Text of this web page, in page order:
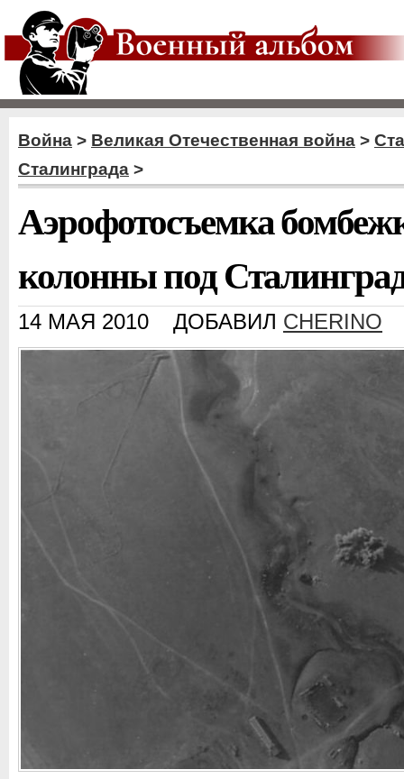
Война > Великая Отечественная война >
Сталинграда >
Аэрофотосъемка
колонны под
14 МАЯ 2010 ДОБАВИЛ CHERINO